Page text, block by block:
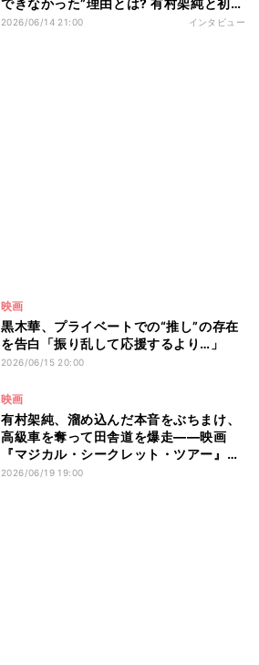
できなかった”理由とは? 有村架純と初共
演で夫婦役「お互いの視点から関係性を
2026/06/14 21:00 インタビュー
映画
黒木華、プライベートでの“推し”の存在
を告白「振り乱して応援するより…」
2026/06/15 20:00
映画
有村架純、溜め込んだ本音をぶちまけ、
高級車を奪って田舎道を爆走――映画
『マジカル・シークレット・ツアー』本
編映像&場面写真
2026/06/19 19:00